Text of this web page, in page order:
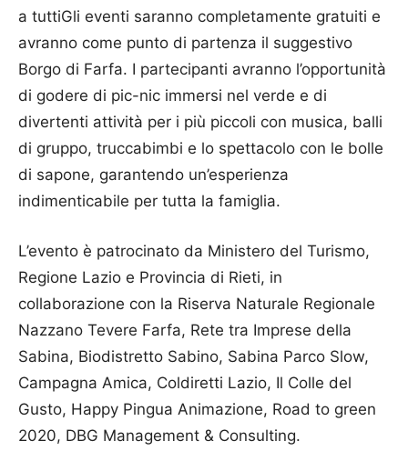
a tuttiGli eventi saranno completamente gratuiti e
avranno come punto di partenza il suggestivo
Borgo di Farfa. I partecipanti avranno l’opportunità
di godere di pic-nic immersi nel verde e di
divertenti attività per i più piccoli con musica, balli
di gruppo, truccabimbi e lo spettacolo con le bolle
di sapone, garantendo un’esperienza
indimenticabile per tutta la famiglia.
L’evento è patrocinato da Ministero del Turismo,
Regione Lazio e Provincia di Rieti, in
collaborazione con la Riserva Naturale Regionale
Nazzano Tevere Farfa, Rete tra Imprese della
Sabina, Biodistretto Sabino, Sabina Parco Slow,
Campagna Amica, Coldiretti Lazio, Il Colle del
Gusto, Happy Pingua Animazione, Road to green
2020, DBG Management & Consulting.